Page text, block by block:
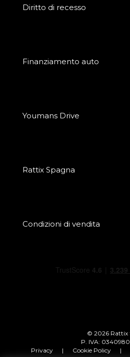
Diritto di recesso
Finanziamento auto
Youmans Drive
Rattix Spagna
Condizioni di vendita
© 2026 Rattix
P. IVA:
Privacy
| Cookie Policy |